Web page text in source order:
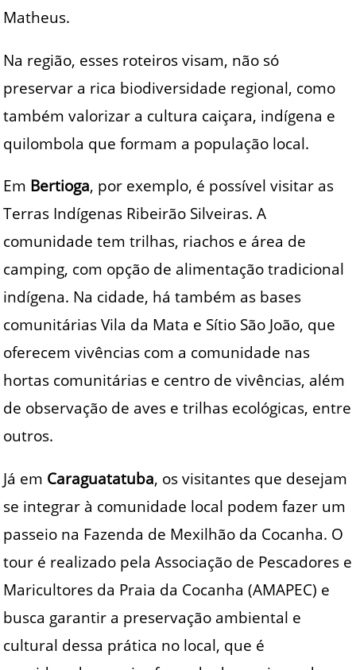
Matheus.
Na região, esses roteiros visam, não só
preservar a rica biodiversidade regional, como
também valorizar a cultura caiçara, indígena e
quilombola que formam a população local.
Em Bertioga, por exemplo, é possível visitar as
Terras Indígenas Ribeirão Silveiras. A
comunidade tem trilhas, riachos e área de
camping, com opção de alimentação tradicional
indígena. Na cidade, há também as bases
comunitárias Vila da Mata e Sítio São João, que
oferecem vivências com a comunidade nas
hortas comunitárias e centro de vivências, além
de observação de aves e trilhas ecológicas, entre
outros.
Já em Caraguatatuba, os visitantes que desejam
se integrar à comunidade local podem fazer um
passeio na Fazenda de Mexilhão da Cocanha. O
tour é realizado pela Associação de Pescadores e
Maricultores da Praia da Cocanha (AMAPEC) e
busca garantir a preservação ambiental e
cultural dessa prática no local, que é